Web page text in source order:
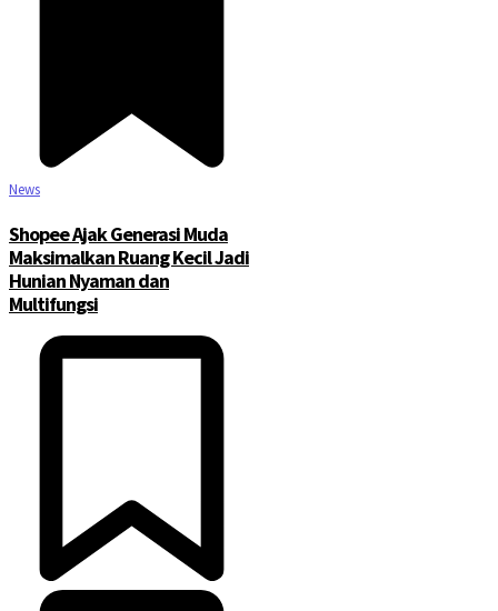
News
Shopee Ajak Generasi Muda
Maksimalkan Ruang Kecil Jadi
Hunian Nyaman dan
Multifungsi